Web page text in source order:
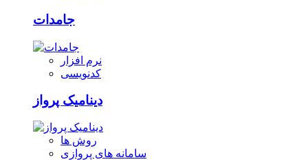
جامدات
نرم افزار
کدنویسی
دینامیک پرواز
روش ها
سامانه های پروازی